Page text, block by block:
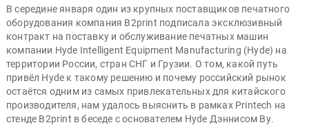
В середине января один из крупных поставщиков печатного
оборудования компания B2print подписала эксклюзивный
контракт на поставку и обслуживание печатных машин
компании Hyde Intelligent Equipment Manufacturing (Hyde) на
территории России, стран СНГ и Грузии. О том, какой путь
привёл Hyde к такому решению и почему российский рынок
остаётся одним из самых привлекательных для китайского
производителя, нам удалось выяснить в рамках Printech на
стенде B2print в беседе с основателем Hyde Дэннисом Ву.